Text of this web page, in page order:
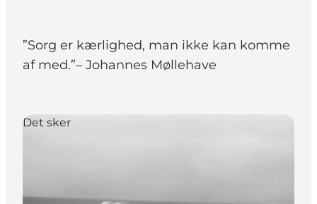
”Sorg er kærlighed, man ikke kan komme
af med.”– Johannes Møllehave
Det sker